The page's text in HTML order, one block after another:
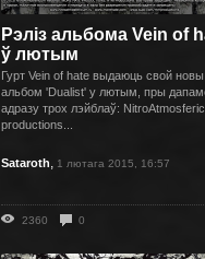
Рэлiз альбома Vein of
ў лютым
Гурт Vein of hate выдаюць свой новы
альбом 'Dualist' у лютым, пры
адразу трох лэйблаў:
productions...
Sataroth, 1 лютага 2015, 16:57
2360 0